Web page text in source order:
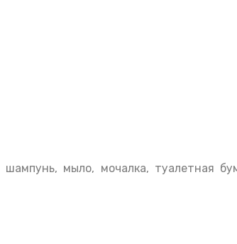
мыло, мочалка, туалетная